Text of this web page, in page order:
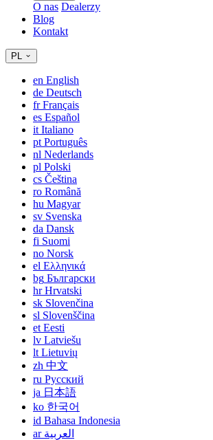
O nas Dealerzy
Blog
Kontakt
PL
en English
de Deutsch
frFrançais
es Español
it Italiano
pt Português
nl Nederlands
pl Polski
cs Čeština
ro Română
hu Magyar
sv Svenska
da Dansk
fi Suomi
no Norsk
el Ελληνικά
bg Български
hrHrvatski
sk Slovenčina
sl Slovenščina
et Eesti
lv Latviešu
lt Lietuvių
zh 中文
ru Русский
ja 日本語
ko 한국어
id Bahasa Indonesia
ar العربية